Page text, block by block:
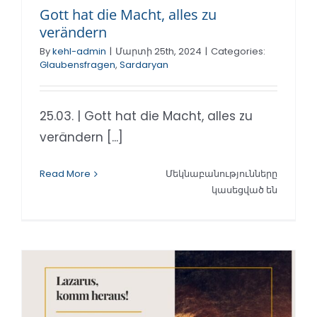
Gott hat die Macht, alles zu
verändern
Bykehl-admin | Մարտի 25th, 2024 | Categories:
Glaubensfragen, Sardaryan
25.03. | Gott hat die Macht, alles zu
verändern [...]
Read More
Մեկնաբանությունները
կասեցված են
alles
ում